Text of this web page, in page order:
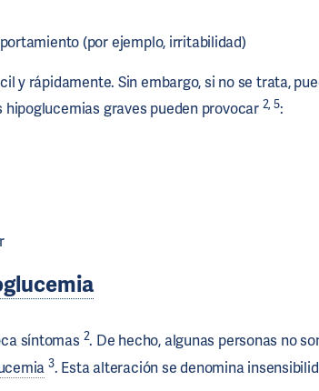
(por ejemplo, irritabilidad)
y rápidamente. Sin embargo, si no se trata,
graves pueden provocar 2, 5:
síntomas 2. De hecho, algunas personas no
3. Esta alteración se denomina